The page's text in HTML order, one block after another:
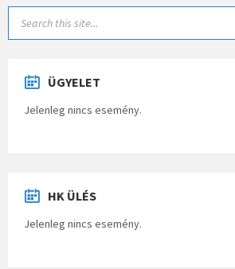
ÜGYELET
Jelenleg nincs esemény.
HK ÜLÉS
Jelenleg nincs esemény.